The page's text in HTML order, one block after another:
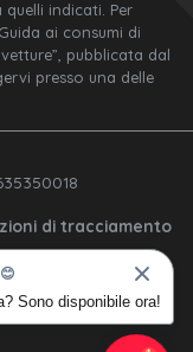
indicati. Per
ai consumi di
pubblicata dal
presso una delle
di tracciamento
Sono disponibile ora!